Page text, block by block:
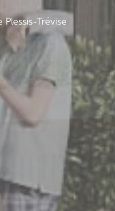
Plessis-Trévise